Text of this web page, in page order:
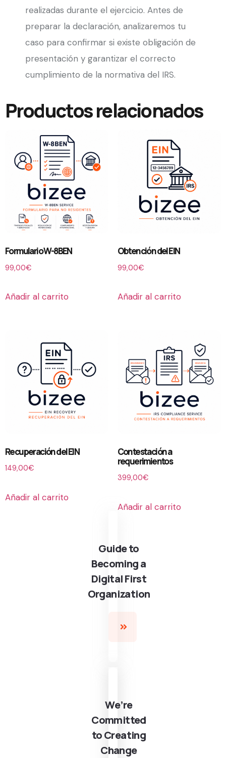
realizadas durante el ejercicio. Antes de
preparar la declaración, analizaremos tu
caso para confirmar si existe obligación de
presentación y garantizar el correcto
cumplimiento de la normativa del IRS.
Productos relacionados
Formulario W-8BEN
99,00€
Añadir al carrito
Obtención del EIN
99,00€
Añadir al carrito
Recuperación del EIN
149,00€
Añadir al carrito
Contestación a
requerimientos
399,00€
Añadir al carrito
Guide to
Becoming a
Digital First
Organization
We’re
Committed
to Creating
Change